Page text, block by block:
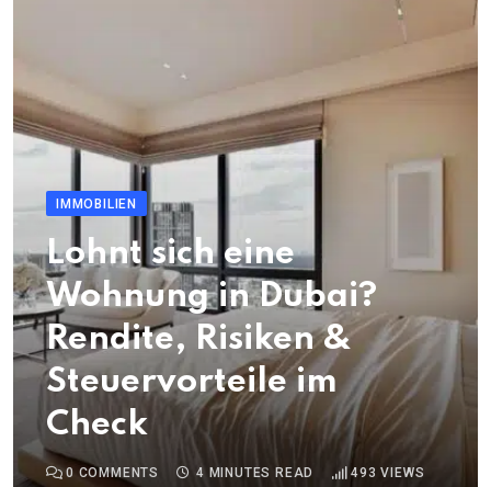
IMMOBILIEN
Lohnt sich eine
Wohnung in Dubai?
Rendite, Risiken &
Steuervorteile im
Check
0 COMMENTS 4 MINUTES READ 493 VIEWS